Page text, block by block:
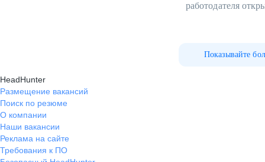
работодателя
Показывайте
HeadHunter
Размещение вакансий
Поиск по резюме
О компании
Наши вакансии
Реклама на сайте
Требования к ПО